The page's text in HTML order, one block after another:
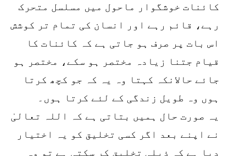
کائنات خوشگوار ماحول میں مسلسل متحرک
رہے، قائم رہے اور انسان کی تمام تر کوشش
اس بات پر صرف ہو جاتی ہے کہ کائنات کا
قیام جتنا زیادہ مختصر ہو سکے، مختصر ہو
جائے حالانکہ کہتا وہ یہ کہ جو کچھ کرتا
ہوں وہ طویل زندگی کے لئے کرتا ہوں۔
یہ صورت حال ہمیں بتاتی ہے کہ اللہ تعالیٰ
نے اپنے بعد اگر کسی تخلیق کو یہ اختیار
دیا ہے کہ ذیلی تخلیق کر سکتی ہے تو وہ